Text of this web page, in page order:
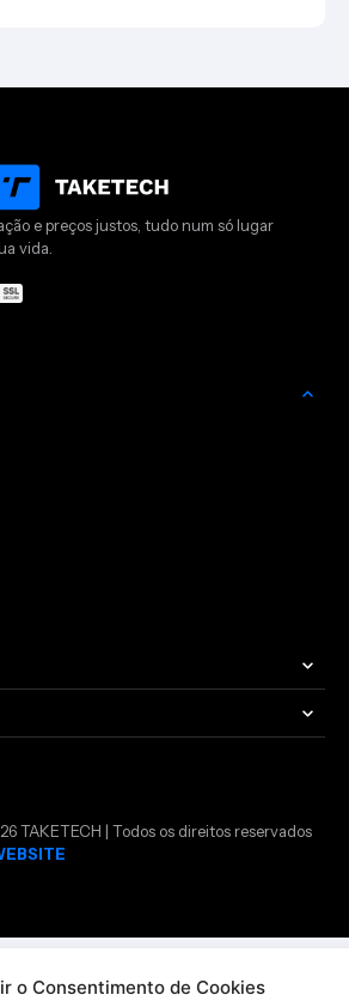
o Consentimento de Cookies
e preços justos, tudo num só lugar
vida.
TAKETECH | Todos os direitos reservados